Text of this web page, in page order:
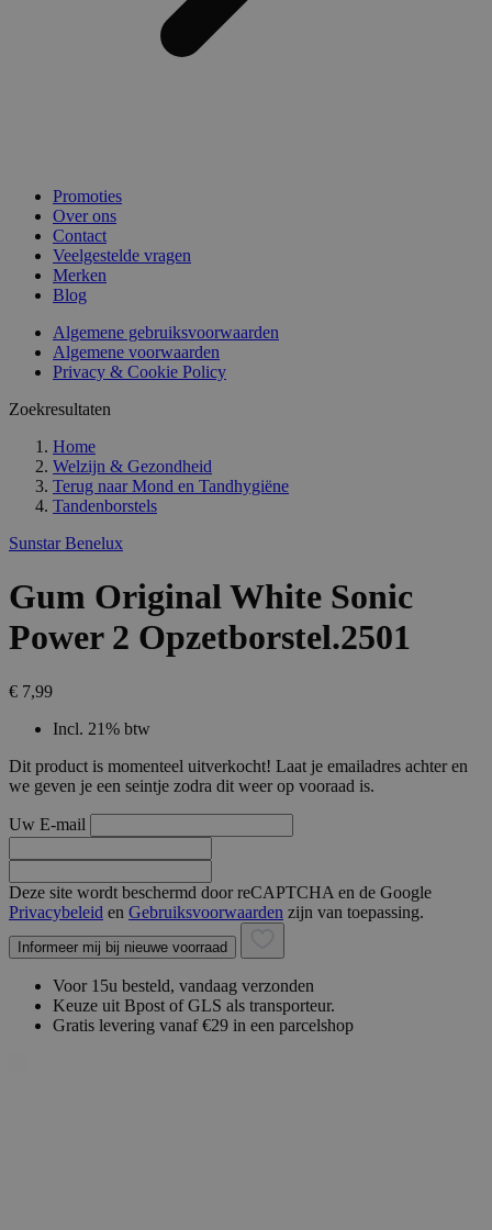
Promoties
Over ons
Contact
Veelgestelde vragen
Merken
Blog
Algemene gebruiksvoorwaarden
Algemene voorwaarden
Privacy & Cookie Policy
Zoekresultaten
Home
Welzijn & Gezondheid
Terug naar Mond en Tandhygiëne
Tandenborstels
Sunstar Benelux
Gum Original White Sonic
Power 2 Opzetborstel.2501
€ 7,99
Incl. 21% btw
Dit product is momenteel uitverkocht! Laat je emailadres achter en
we geven je een seintje zodra dit weer op vooraad is.
Uw E-mail
Deze site wordt beschermd door reCAPTCHA en de Google
Privacybeleid en Gebruiksvoorwaarden zijn van toepassing.
Informeer mij bij nieuwe voorraad
Voor 15u besteld, vandaag verzonden
Keuze uit Bpost of GLS als transporteur.
Gratis levering vanaf €29 in een parcelshop